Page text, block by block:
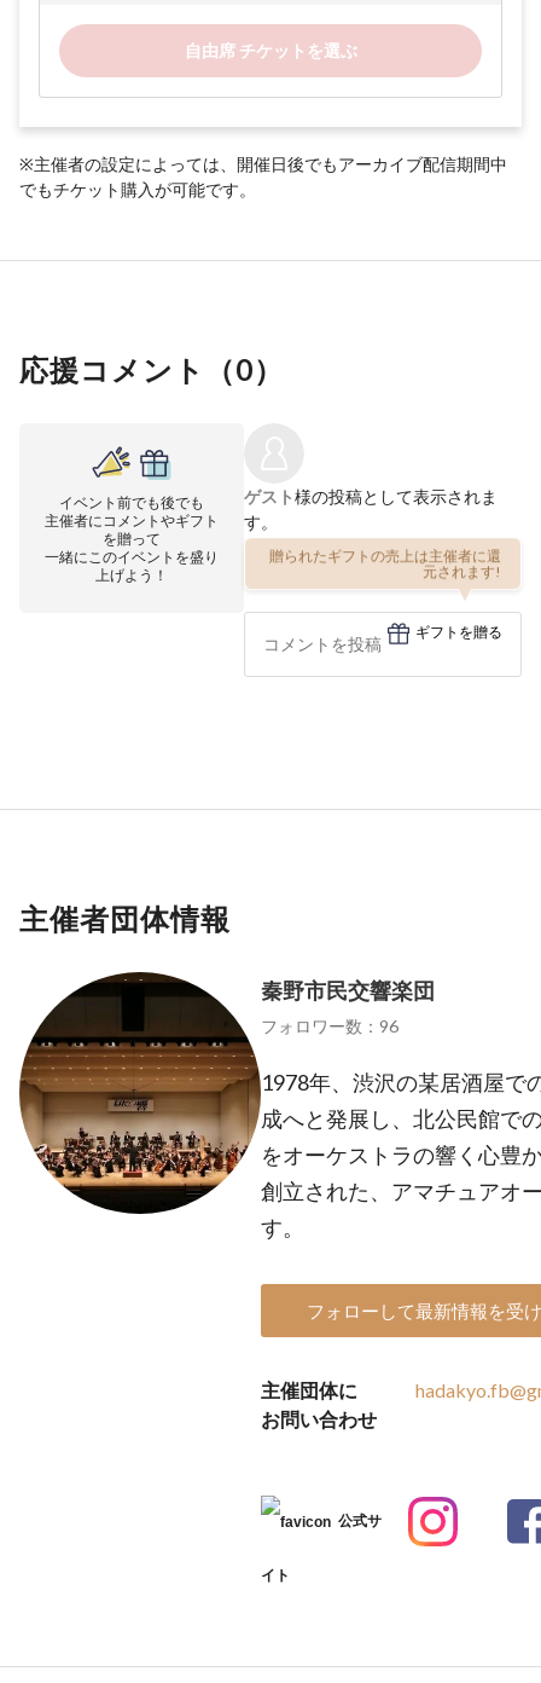
自由席 チケットを選ぶ
※主催者の設定によっては、開催日後でもアーカイブ配信期間中
でもチケット購入が可能です。
応援コメント（0）
イベント前でも後でも
主催者にコメントやギフト
を贈って
一緒にこのイベントを盛り
上げよう！
ゲスト様の投稿として表示されま
す。
贈られたギフトの売上は主催者に還
元されます!
ギフトを贈る
主催者団体情報
秦野市民交響楽団
フォロワー数：96
1978年、渋沢の某居酒屋で
成へと発展し、北公民館で
をオーケストラの響く心豊
創立された、アマチュアオ
す。
フォローして最新情報を受
主催団体に
お問い合わせ
公式サ
イト